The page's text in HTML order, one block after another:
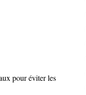
pour éviter les